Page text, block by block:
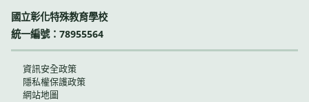
國立彰化特殊教育學校
統一編號：78955564
資訊安全政策
隱私權保護政策
網站地圖